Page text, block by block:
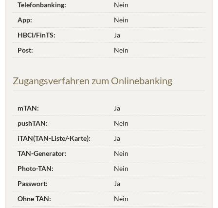
Telefonbanking:
Nein
App:
Nein
HBCI/FinTS:
Ja
Post:
Nein
Zugangsverfahren zum Onlinebanking
mTAN:
Ja
pushTAN:
Nein
iTAN(TAN-Liste/-Karte):
Ja
TAN-Generator:
Nein
Photo-TAN:
Nein
Passwort:
Ja
Ohne TAN:
Nein